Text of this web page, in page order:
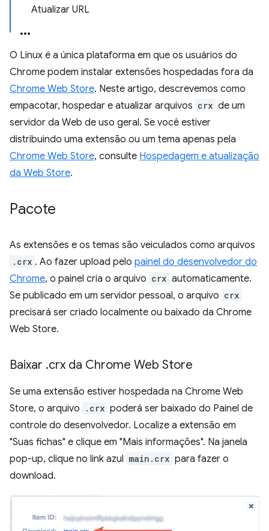
Atualizar URL
O Linux é a única plataforma em que os usuários do
Chrome podem instalar extensões hospedadas fora da
Chrome Web Store. Neste artigo, descrevemos como
empacotar, hospedar e atualizar arquivos crx de um
servidor da Web de uso geral. Se você estiver
distribuindo uma extensão ou um tema apenas pela
Chrome Web Store, consulte Hospedagem e atualização
da Web Store.
Pacote
As extensões e os temas são veiculados como arquivos
.crx . Ao fazer upload pelo painel do desenvolvedor do
Chrome, o painel cria o arquivo crx automaticamente.
Se publicado em um servidor pessoal, o arquivo crx
precisará ser criado localmente ou baixado da Chrome
Web Store.
Baixar .crx da Chrome Web Store
Se uma extensão estiver hospedada na Chrome Web
Store, o arquivo
.crx poderá ser baixado do Painel de
controle do desenvolvedor. Localize a extensão em
"Suas fichas" e clique em "Mais informações". Na janela
pop-up, clique no link azul main.crx para fazer o
download.